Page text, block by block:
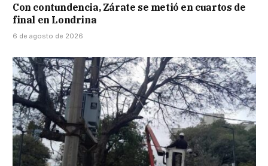
Con contundencia, Zárate se metió en cuartos de
final en Londrina
6 de agosto de 2026